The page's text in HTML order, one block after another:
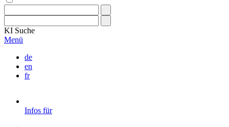
KI Suche
Menü
de
en
fr
Infos für